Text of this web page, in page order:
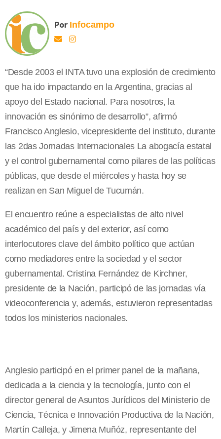
Por Infocampo
“Desde 2003 el INTA tuvo una explosión de crecimiento
que ha ido impactando en la Argentina, gracias al
apoyo del Estado nacional. Para nosotros, la
innovación es sinónimo de desarrollo”, afirmó
Francisco Anglesio, vicepresidente del instituto, durante
las 2das Jornadas Internacionales La abogacía estatal
y el control gubernamental como pilares de las políticas
públicas, que desde el miércoles y hasta hoy se
realizan en San Miguel de Tucumán.
El encuentro reúne a especialistas de alto nivel
académico del país y del exterior, así como
interlocutores clave del ámbito político que actúan
como mediadores entre la sociedad y el sector
gubernamental. Cristina Fernández de Kirchner,
presidente de la Nación, participó de las jornadas vía
videoconferencia y, además, estuvieron representadas
todos los ministerios nacionales.
Anglesio participó en el primer panel de la mañana,
dedicada a la ciencia y la tecnología, junto con el
director general de Asuntos Jurídicos del Ministerio de
Ciencia, Técnica e Innovación Productiva de la Nación,
Martín Calleja, y Jimena Muñóz, representante del